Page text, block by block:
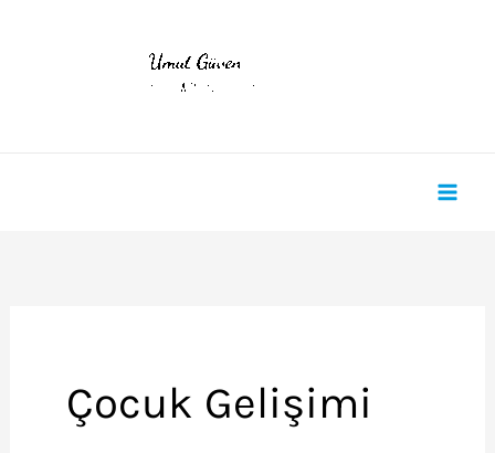
Çocuk Gelişimi